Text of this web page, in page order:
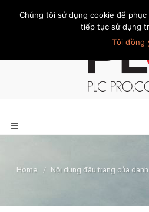
Trang chủ Giới thiệu Khách hàng
Home / Nội dung đầu trang của
Chúng tôi sử dụng cookie để
tiếp tục sử dụng
Tôi đồng